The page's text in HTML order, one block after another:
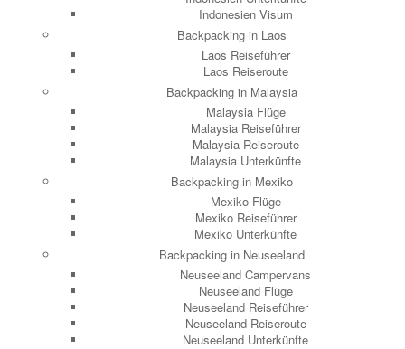
Indonesien Visum
Backpacking in Laos
Laos Reiseführer
Laos Reiseroute
Backpacking in Malaysia
Malaysia Flüge
Malaysia Reiseführer
Malaysia Reiseroute
Malaysia Unterkünfte
Backpacking in Mexiko
Mexiko Flüge
Mexiko Reiseführer
Mexiko Unterkünfte
Backpacking in Neuseeland
Neuseeland Campervans
Neuseeland Flüge
Neuseeland Reiseführer
Neuseeland Reiseroute
Neuseeland Unterkünfte